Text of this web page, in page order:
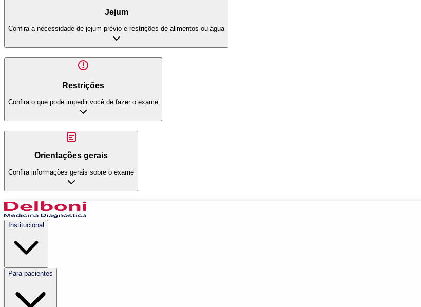
Jejum
Confira a necessidade de jejum prévio e restrições de alimentos ou água
Restrições
Confira o que pode impedir você de fazer o exame
Orientações gerais
Confira informações gerais sobre o exame
Institucional
Para pacientes